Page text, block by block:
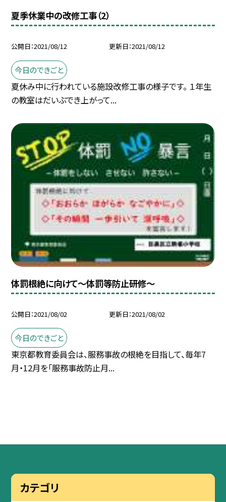
夏季休業中の改修工事（2）
公開日 2021/08/12 更新日 2021/08/12
今日のできごと
夏休み中に行われている施設改修工事の様子です。 １年生
の教室はだいぶでき上がって...
体罰根絶に向けて〜体罰等防止研修〜
公開日 2021/08/02 更新日 2021/08/02
今日のできごと
東京都教育委員会は、服務事故の根絶を目指して、毎年7
月・12月を「服務事故防止月...
カテゴリ